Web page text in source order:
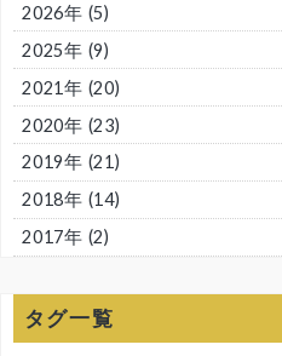
2026年 (5)
2025年 (9)
2021年 (20)
2020年 (23)
2019年 (21)
2018年 (14)
2017年 (2)
タグ一覧